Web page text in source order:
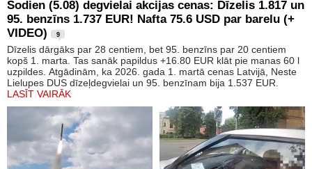
Šodien (5.08) degvielai akcijas cenas: Dīzelis 1.817 un
95. benzīns 1.737 EUR! Nafta 75.6 USD par barelu (+
VIDEO)
9
Dīzelis dārgāks par 28 centiem, bet 95. benzīns par 20 centiem
kopš 1. marta. Tas sanāk papildus +16.80 EUR klāt pie manas 60 l
uzpildes. Atgādinām, ka 2026. gada 1. martā cenas Latvijā, Neste
Lielupes DUS dīzeļdegvielai un 95. benzīnam bija 1.537 EUR.
LASĪT VAIRĀK